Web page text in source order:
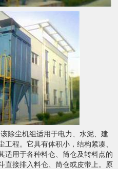
除尘机组适用于电力、水泥、建
程。它具有体积小，结构紧凑、
适用于各种料仓、筒仓及转料点的
直接排入料仓、筒仓或皮带上。原